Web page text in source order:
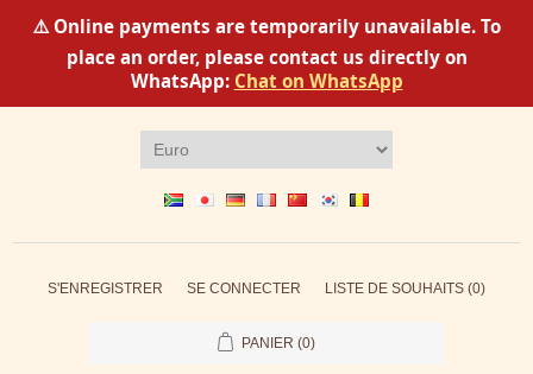
⚠️ Online payments are temporarily unavailable. To
place an order, please contact us directly on
WhatsApp: Chat on WhatsApp
S'ENREGISTRER SE CONNECTER LISTE DE SOUHAITS (0)
PANIER (0)